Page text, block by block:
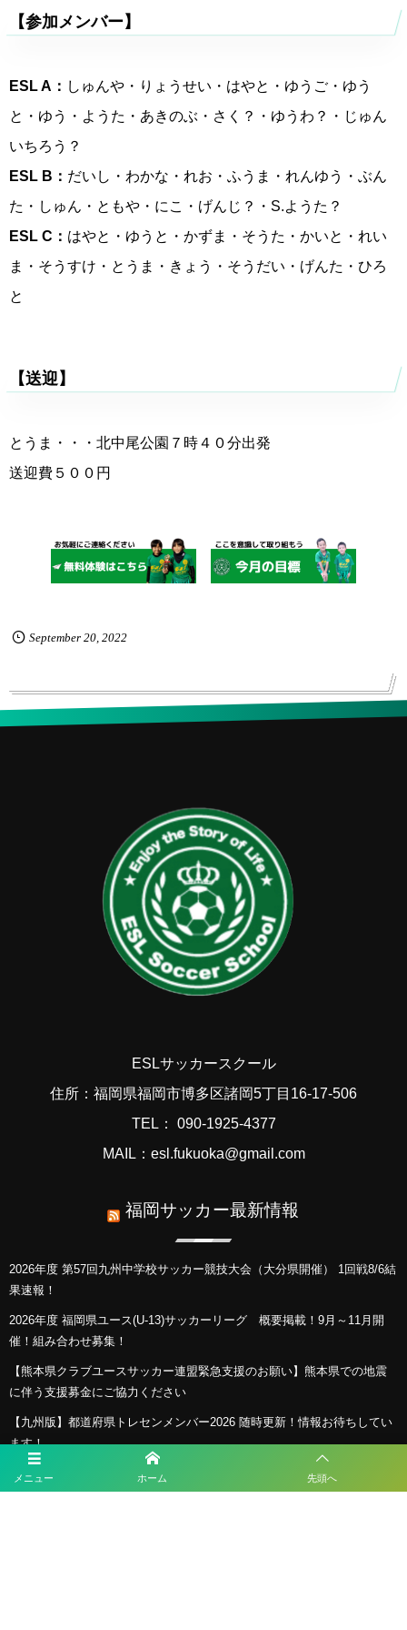
【参加メンバー】
ESL A： しゅんや・りょうせい・はやと・ゆうご・ゆう
と・ゆう・ようた・あきのぶ・さく？・ゆうわ？・じゅん
いちろう？
ESL B： だいし・わかな・れお・ふうま・れんゆう・ぶん
た・しゅん・ともや・にこ・げんじ？・S.ようた？
ESL C： はやと・ゆうと・かずま・そうた・かいと・れい
ま・そうすけ・とうま・きょう・そうだい・げんた・ひろ
と
【送迎】
とうま・・・北中尾公園７時４０分出発
送迎費５００円
September 20, 2022
メニュー ホーム 先頭へ
ESLサッカースクール
住所：福岡県福岡市博多区諸岡5丁目16-17-506
TEL： 090-1925-4377
MAIL：esl.fukuoka@gmail.com
福岡サッカー最新情報
2026年度 第57回九州中学校サッカー競技大会（大分県開催） 1回戦8/6結
果速報！
2026年度 福岡県ユース(U-13)サッカーリーグ 概要掲載！9月～11月開
催！組み合わせ募集！
【熊本県クラブユースサッカー連盟緊急支援のお願い】熊本県での地震
に伴う支援募金にご協力ください
【九州版】都道府県トレセンメンバー2026 随時更新！情報お待ちしてい
ます！
【福岡県少年女子】参加選手掲載！2026年度国民スポーツ大会 第46回九
州ブロック大会 （8/22,23）